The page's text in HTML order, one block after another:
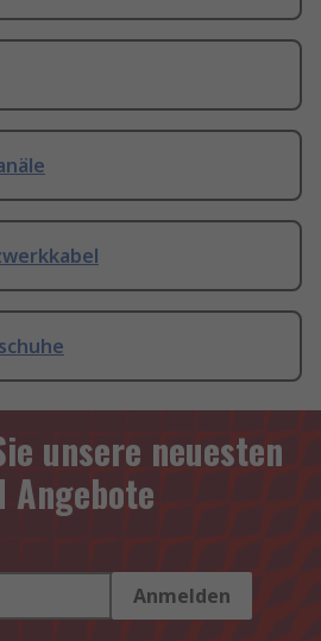
unsere neuesten
Angebote
Anmelden